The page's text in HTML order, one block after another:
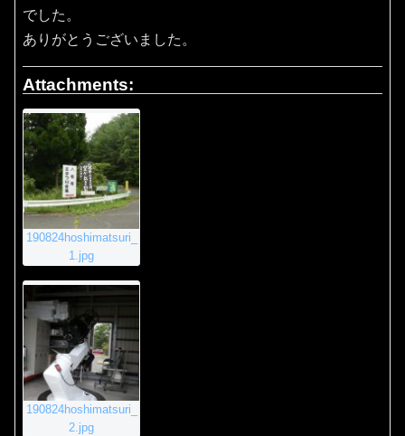
でした。
ありがとうございました。
Attachments:
190824hoshimatsuri_
1.jpg
190824hoshimatsuri_
2.jpg